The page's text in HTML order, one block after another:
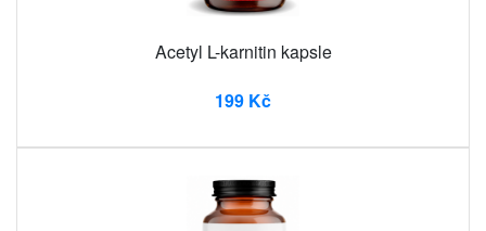
Acetyl L-karnitin kapsle
199 Kč